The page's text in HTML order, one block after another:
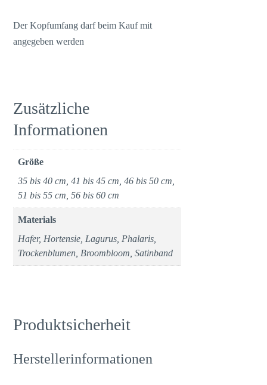
Der Kopfumfang darf beim Kauf mit
angegeben werden
Zusätzliche
Informationen
Größe
35 bis 40 cm, 41 bis 45 cm, 46 bis 50 cm,
51 bis 55 cm, 56 bis 60 cm
Materials
Hafer, Hortensie, Lagurus, Phalaris,
Trockenblumen, Broombloom, Satinband
Produktsicherheit
Herstellerinformationen